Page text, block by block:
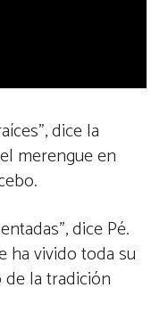
dice la
merengue en
dice Pé.
ha vivido toda su
de la tradición